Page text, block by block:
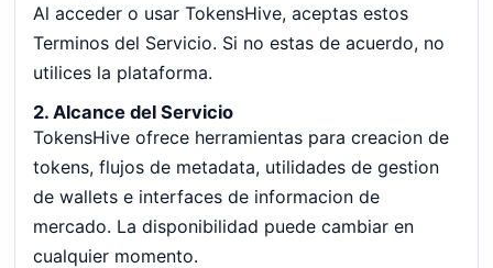
Al acceder o usar TokensHive, aceptas estos
Terminos del Servicio. Si no estas de acuerdo, no
utilices la plataforma.
2. Alcance del Servicio
TokensHive ofrece herramientas para creacion de
tokens, flujos de metadata, utilidades de gestion
de wallets e interfaces de informacion de
mercado. La disponibilidad puede cambiar en
cualquier momento.